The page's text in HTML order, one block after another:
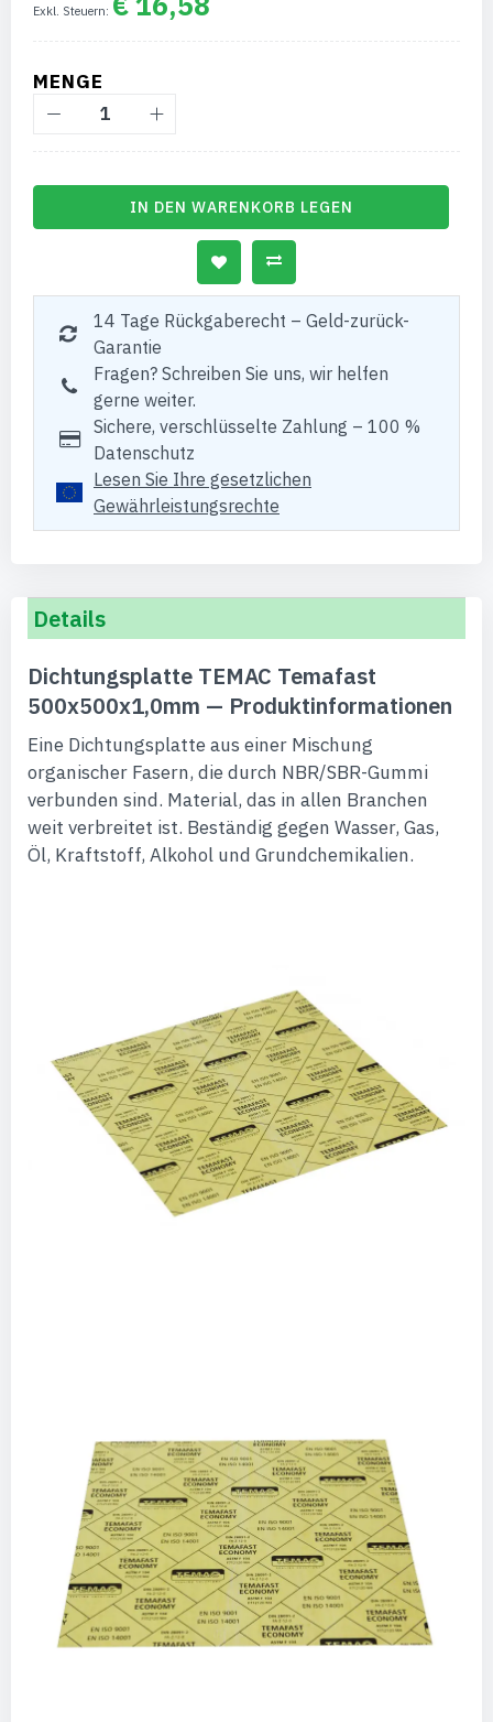
MENGE
IN DEN WARENKORB LEGEN
14 Tage Rückgaberecht – Geld-zurück-
Garantie
Fragen? Schreiben Sie uns, wir helfen
gerne weiter.
Sichere, verschlüsselte Zahlung – 100 %
Datenschutz
Lesen Sie Ihre gesetzlichen
Gewährleistungsrechte
Details
Dichtungsplatte TEMAC Temafast
500x500x1,0mm — Produktinformationen
Eine Dichtungsplatte aus einer Mischung
organischer Fasern, die durch NBR/SBR-Gummi
verbunden sind. Material, das in allen Branchen
weit verbreitet ist. Beständig gegen Wasser, Gas,
Öl, Kraftstoff, Alkohol und Grundchemikalien.